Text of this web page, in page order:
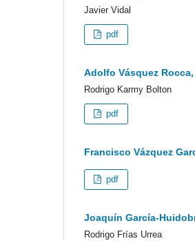
Javier Vidal
pdf
Adolfo Vásquez
Rodrigo Karmy Bolton
pdf
Francisco Vázquez
pdf
Joaquín García-
Rodrigo Frías Urrea